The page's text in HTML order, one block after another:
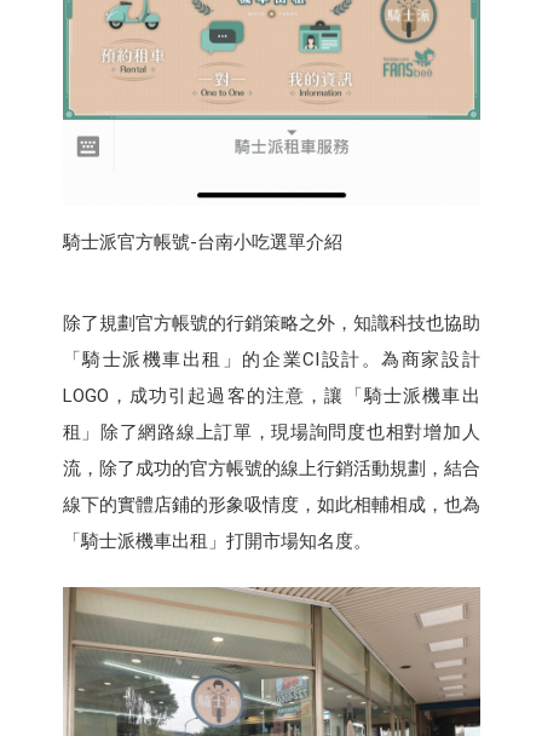
騎士派官方帳號-台南小吃選單介紹
除了規劃官方帳號的行銷策略之外，知識科技也協助
「騎士派機車出租」的企業CI設計。為商家設計
LOGO，成功引起過客的注意，讓「騎士派機車出
租」除了網路線上訂單，現場詢問度也相對增加人
流，除了成功的官方帳號的線上行銷活動規劃，結合
線下的實體店鋪的形象吸情度，如此相輔相成，也為
「騎士派機車出租」打開市場知名度。